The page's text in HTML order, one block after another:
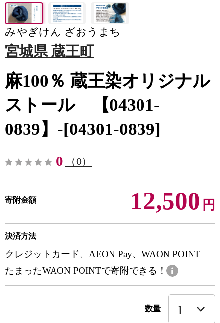
みやぎけん ざおうまち
宮城県 蔵王町
麻100％ 蔵王染オリジナル
ストール 【04301-
0839】-[04301-0839]
0 （0）
寄附金額 12,500 円
決済方法
クレジットカード、AEON Pay、WAON POINT
たまったWAON POINTで寄附できる！
数量